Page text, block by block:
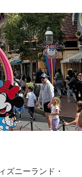
ズニーランド・